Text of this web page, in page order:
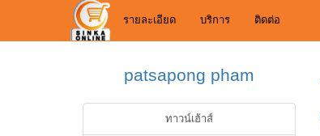
รายละเอียด บริการ ติดต่อ
patsapong pham
ทาวน์เฮ้าส์